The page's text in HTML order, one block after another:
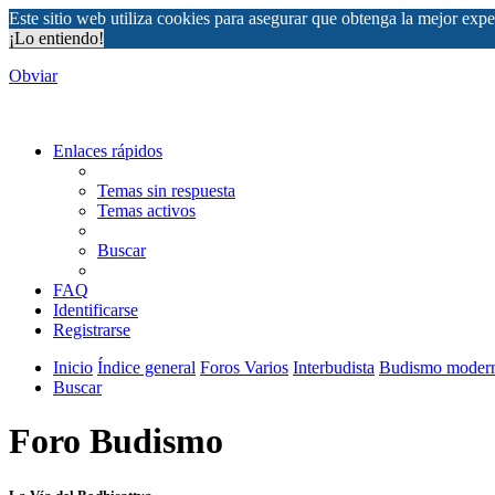
Este sitio web utiliza cookies para asegurar que obtenga la mejor
¡Lo entiendo!
Obviar
Enlaces rápidos
Temas sin respuesta
Temas activos
Buscar
FAQ
Identificarse
Registrarse
Inicio Índice general Foros Varios Interbudista Budismo
Buscar
Foro Budismo